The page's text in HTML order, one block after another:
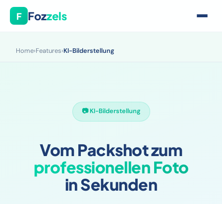
F Fozzels
Home›Features›KI-Bilderstellung
📷 KI-Bilderstellung
Vom Packshot zum
professionellen Foto
in Sekunden